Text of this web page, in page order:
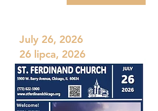
July 26, 2026
26 lipca, 2026